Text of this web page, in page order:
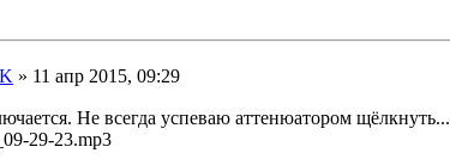
» 11 апр 2015, 09:29
Не всегда успеваю аттенюатором щёлкнуть...
29-23.mp3